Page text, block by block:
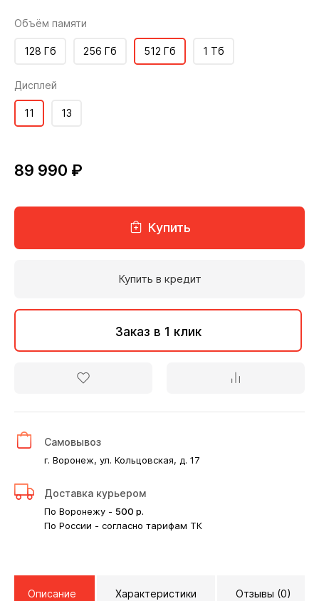
Объём памяти
512 Гб 1 Тб
128 Гб 256 Гб
Дисплей
11 13
89 990 ₽
Купить
Купить в кредит
Заказ в 1 клик
Самовывоз
г. Воронеж, ул. Кольцовская, д. 17
Доставка курьером
По Воронежу - 500 р.
По России - согласно тарифам ТК
Описание Характеристики Отзывы (0)